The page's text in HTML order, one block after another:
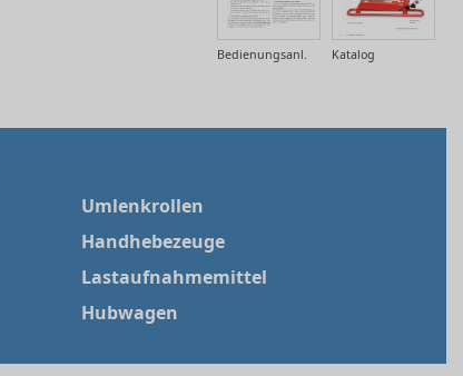
Katalog
Bedienungsanl.
Umlenkrollen
Handhebezeuge
Lastaufnahmemittel
Hubwagen